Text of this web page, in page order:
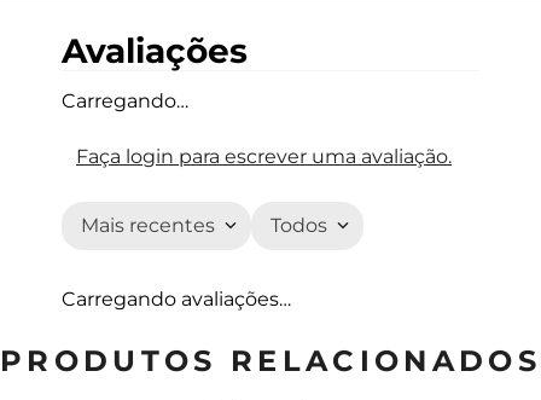
Avaliações
Carregando…
Faça login para escrever uma avaliação.
Mais recentes Todos
Carregando avaliações…
PRODUTOS RELACIONADOS